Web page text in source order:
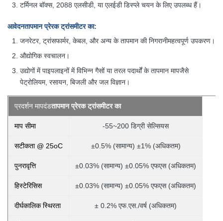
टर्मिनल बॉक्स, 2088 एलसीडी, या एलईडी डिस्प्ले चयन के लिए उपलब्ध हैं।
आवेदनतापमान प्रेरक ट्रांसमीटर का:
जनरेटर, ट्रांसफार्मर, केबल, और अन्य के तापमान की निगरानीमहत्वपूर्ण उपकरण।
औद्योगिक स्वचालन।
उद्योगों में पाइपलाइनों में विभिन्न गैसों या तरल पदार्थों के तापमान मापजैसे
पेट्रोलियम, रसायन, बिजली और जल विज्ञान।
प्रदर्शन मापदंडतापमान प्रेरक ट्रांसमीटर का
माप सीमा -55~200 डिग्री सेल्सियस
सटीकता @ 25oC ±0.5% (सामान्य) ±1% (अधिकतम)
पुनरावृत्ति ±0.03% (सामान्य) ±0.05% एफएस (अधिकतम)
हिस्टेरिसिस ±0.03% (सामान्य) ±0.05% एफएस (अधिकतम)
दीर्घकालिक स्थिरता ± 0.2% एफ.एस./वर्ष (अधिकतम)